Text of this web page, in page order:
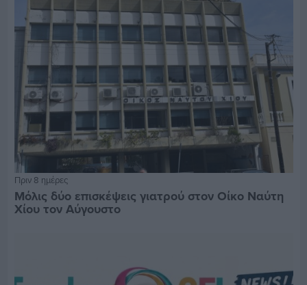
Πριν 8 ημέρες
Μόλις δύο επισκέψεις γιατρού στον Οίκο Ναύτη
Χίου τον Αύγουστο